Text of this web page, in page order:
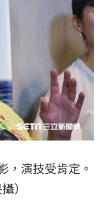
演技受肯定。
）